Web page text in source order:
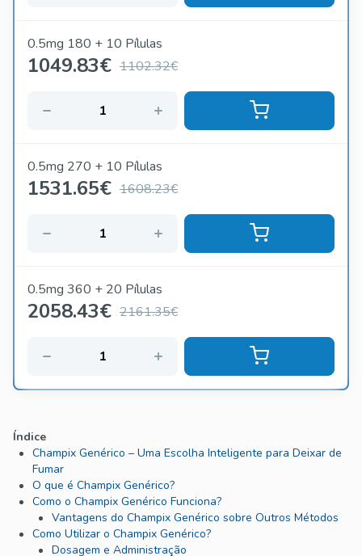
0.5mg 180 + 10 Pílulas
1049.83€ 1102.32€
0.5mg 270 + 10 Pílulas
1531.65€ 1608.23€
0.5mg 360 + 20 Pílulas
2058.43€ 2161.35€
Índice
Champix Genérico – Uma Escolha Inteligente para Deixar de
Fumar
O que é Champix Genérico?
Como o Champix Genérico Funciona?
Vantagens do Champix Genérico sobre Outros Métodos
Como Utilizar o Champix Genérico?
Dosagem e Administração